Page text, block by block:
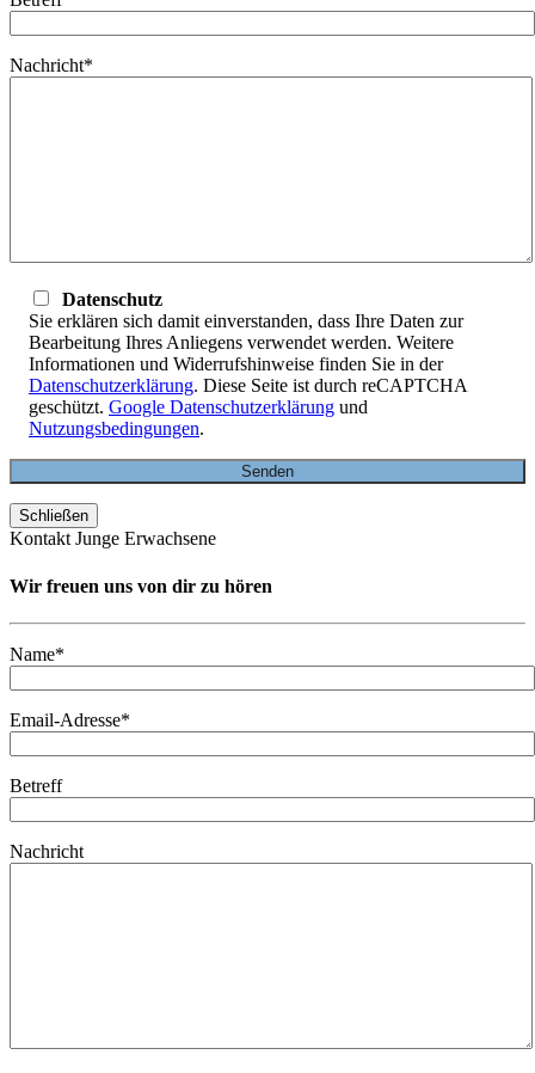
Nachricht*
Datenschutz
Sie erklären sich damit einverstanden, dass Ihre Daten zur
Bearbeitung Ihres Anliegens verwendet werden. Weitere
Informationen und Widerrufshinweise finden Sie in der
Datenschutzerklärung. Diese Seite ist durch reCAPTCHA
geschützt. Google Datenschutzerklärung und
Nutzungsbedingungen.
Schließen
Kontakt Junge Erwachsene
Wir freuen uns von dir zu hören
Name*
Email-Adresse*
Betreff
Nachricht